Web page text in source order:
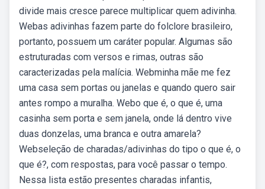
divide mais cresce parece multiplicar quem adivinha.
Webas adivinhas fazem parte do folclore brasileiro,
portanto, possuem um caráter popular. Algumas são
estruturadas com versos e rimas, outras são
caracterizadas pela malícia. Webminha mãe me fez
uma casa sem portas ou janelas e quando quero sair
antes rompo a muralha. Webo que é, o que é, uma
casinha sem porta e sem janela, onde lá dentro vive
duas donzelas, uma branca e outra amarela?
Webseleção de charadas/adivinhas do tipo o que é, o
que é?, com respostas, para você passar o tempo.
Nessa lista estão presentes charadas infantis,